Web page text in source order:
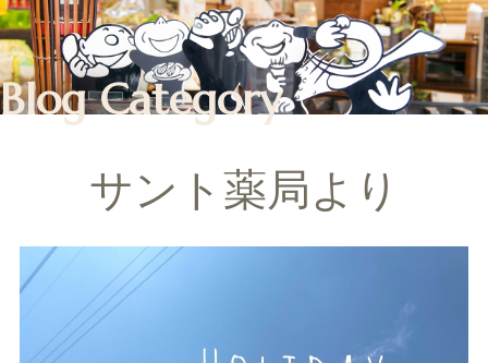
Blog Category
サント薬局より